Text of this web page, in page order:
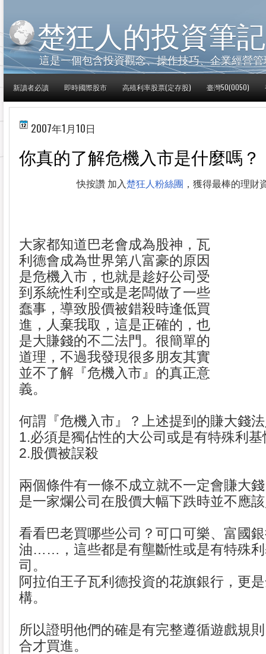
楚狂人的投資筆記
這是一個包含投資觀念、操作技巧、企業經營
新讀者必讀 即時國際股市 高殖利率股票(定存股) 臺灣50(0050)
2007年1月10日
你真的了解危機入市是什麼嗎？
快按讚 加入楚狂人粉絲團 ，獲得最棒的理財
大家都知道巴老會成為股神，瓦
利德會成為世界第八富豪的原因
是危機入市，也就是趁好公司受
到系統性利空或是老闆做了一些
蠢事，導致股價被錯殺時逢低買
進，人棄我取，這是正確的，也
是大賺錢的不二法門。很簡單的
道理，不過我發現很多朋友其實
並不了解『危機入市』的真正意
義。
何謂『危機入市』？上述提到的賺大錢
1.必須是獨佔性的大公司或是有特殊利
2.股價被誤殺
兩個條件有一條不成立就不一定會賺大
是一家爛公司在股價大幅下跌時並不應
看看巴老買哪些公司？可口可樂、富國
油……，這些都是有壟斷性或是有特殊
司。
阿拉伯王子瓦利德投資的花旗銀行，更
構。
所以證明他們的確是有完整遵循遊戲規
合才買進。